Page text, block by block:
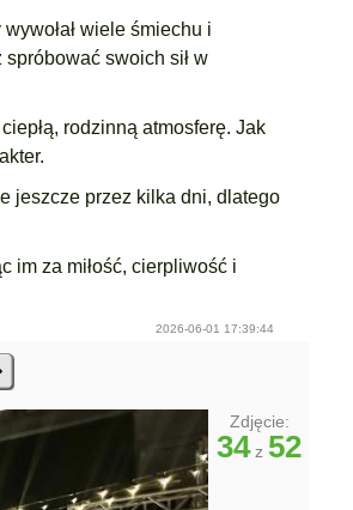
wiele śmiechu i
swoich sił w
rodzinną atmosferę. Jak
jeszcze przez kilka dni, dlatego
im za miłość, cierpliwość i
2026-06-01 17:39:44
Zdjęcie:
34z 52